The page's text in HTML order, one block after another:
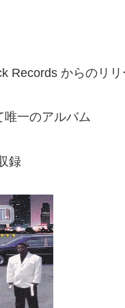
Records からのリ
唯一のアルバム
録